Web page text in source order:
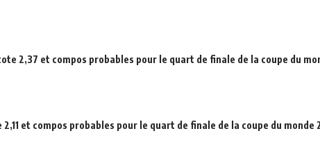
2,37 et compos probables pour le quart de finale de la coupe du
et compos probables pour le quart de finale de la coupe du monde